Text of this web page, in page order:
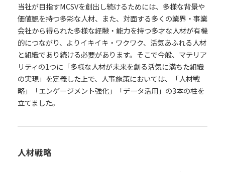
当社が目指すMCSVを創出し続けるためには、多様な背景や
価値観を持つ多彩な人材、また、対面する多くの業界・事業
会社から得られた多様な経験・能力を持つ多才な人材が有機
的につながり、よりイキイキ・ワクワク、活気あふれる人材
と組織であり続ける必要があります。そこで今般、マテリア
リティの1つに「多様な人材が未来を創る活気に満ちた組織
の実現」を定義した上で、人事施策においては、「人材戦
略」「エンゲージメント強化」「データ活用」の3本の柱を
立てました。
人材戦略